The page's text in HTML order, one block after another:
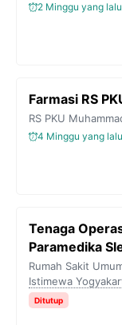
2 Minggu yang lalu
Farmasi RS
RS PKU
4 Minggu yang lalu
Tenaga
Paramedika
Rumah Sakit
Istimewa
Ditutup